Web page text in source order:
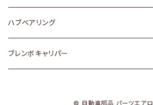
日産
ダイハツ
ハブベアリング
トヨタ
ブレンボキャリパー
© 自動車部品 パーツエアロ